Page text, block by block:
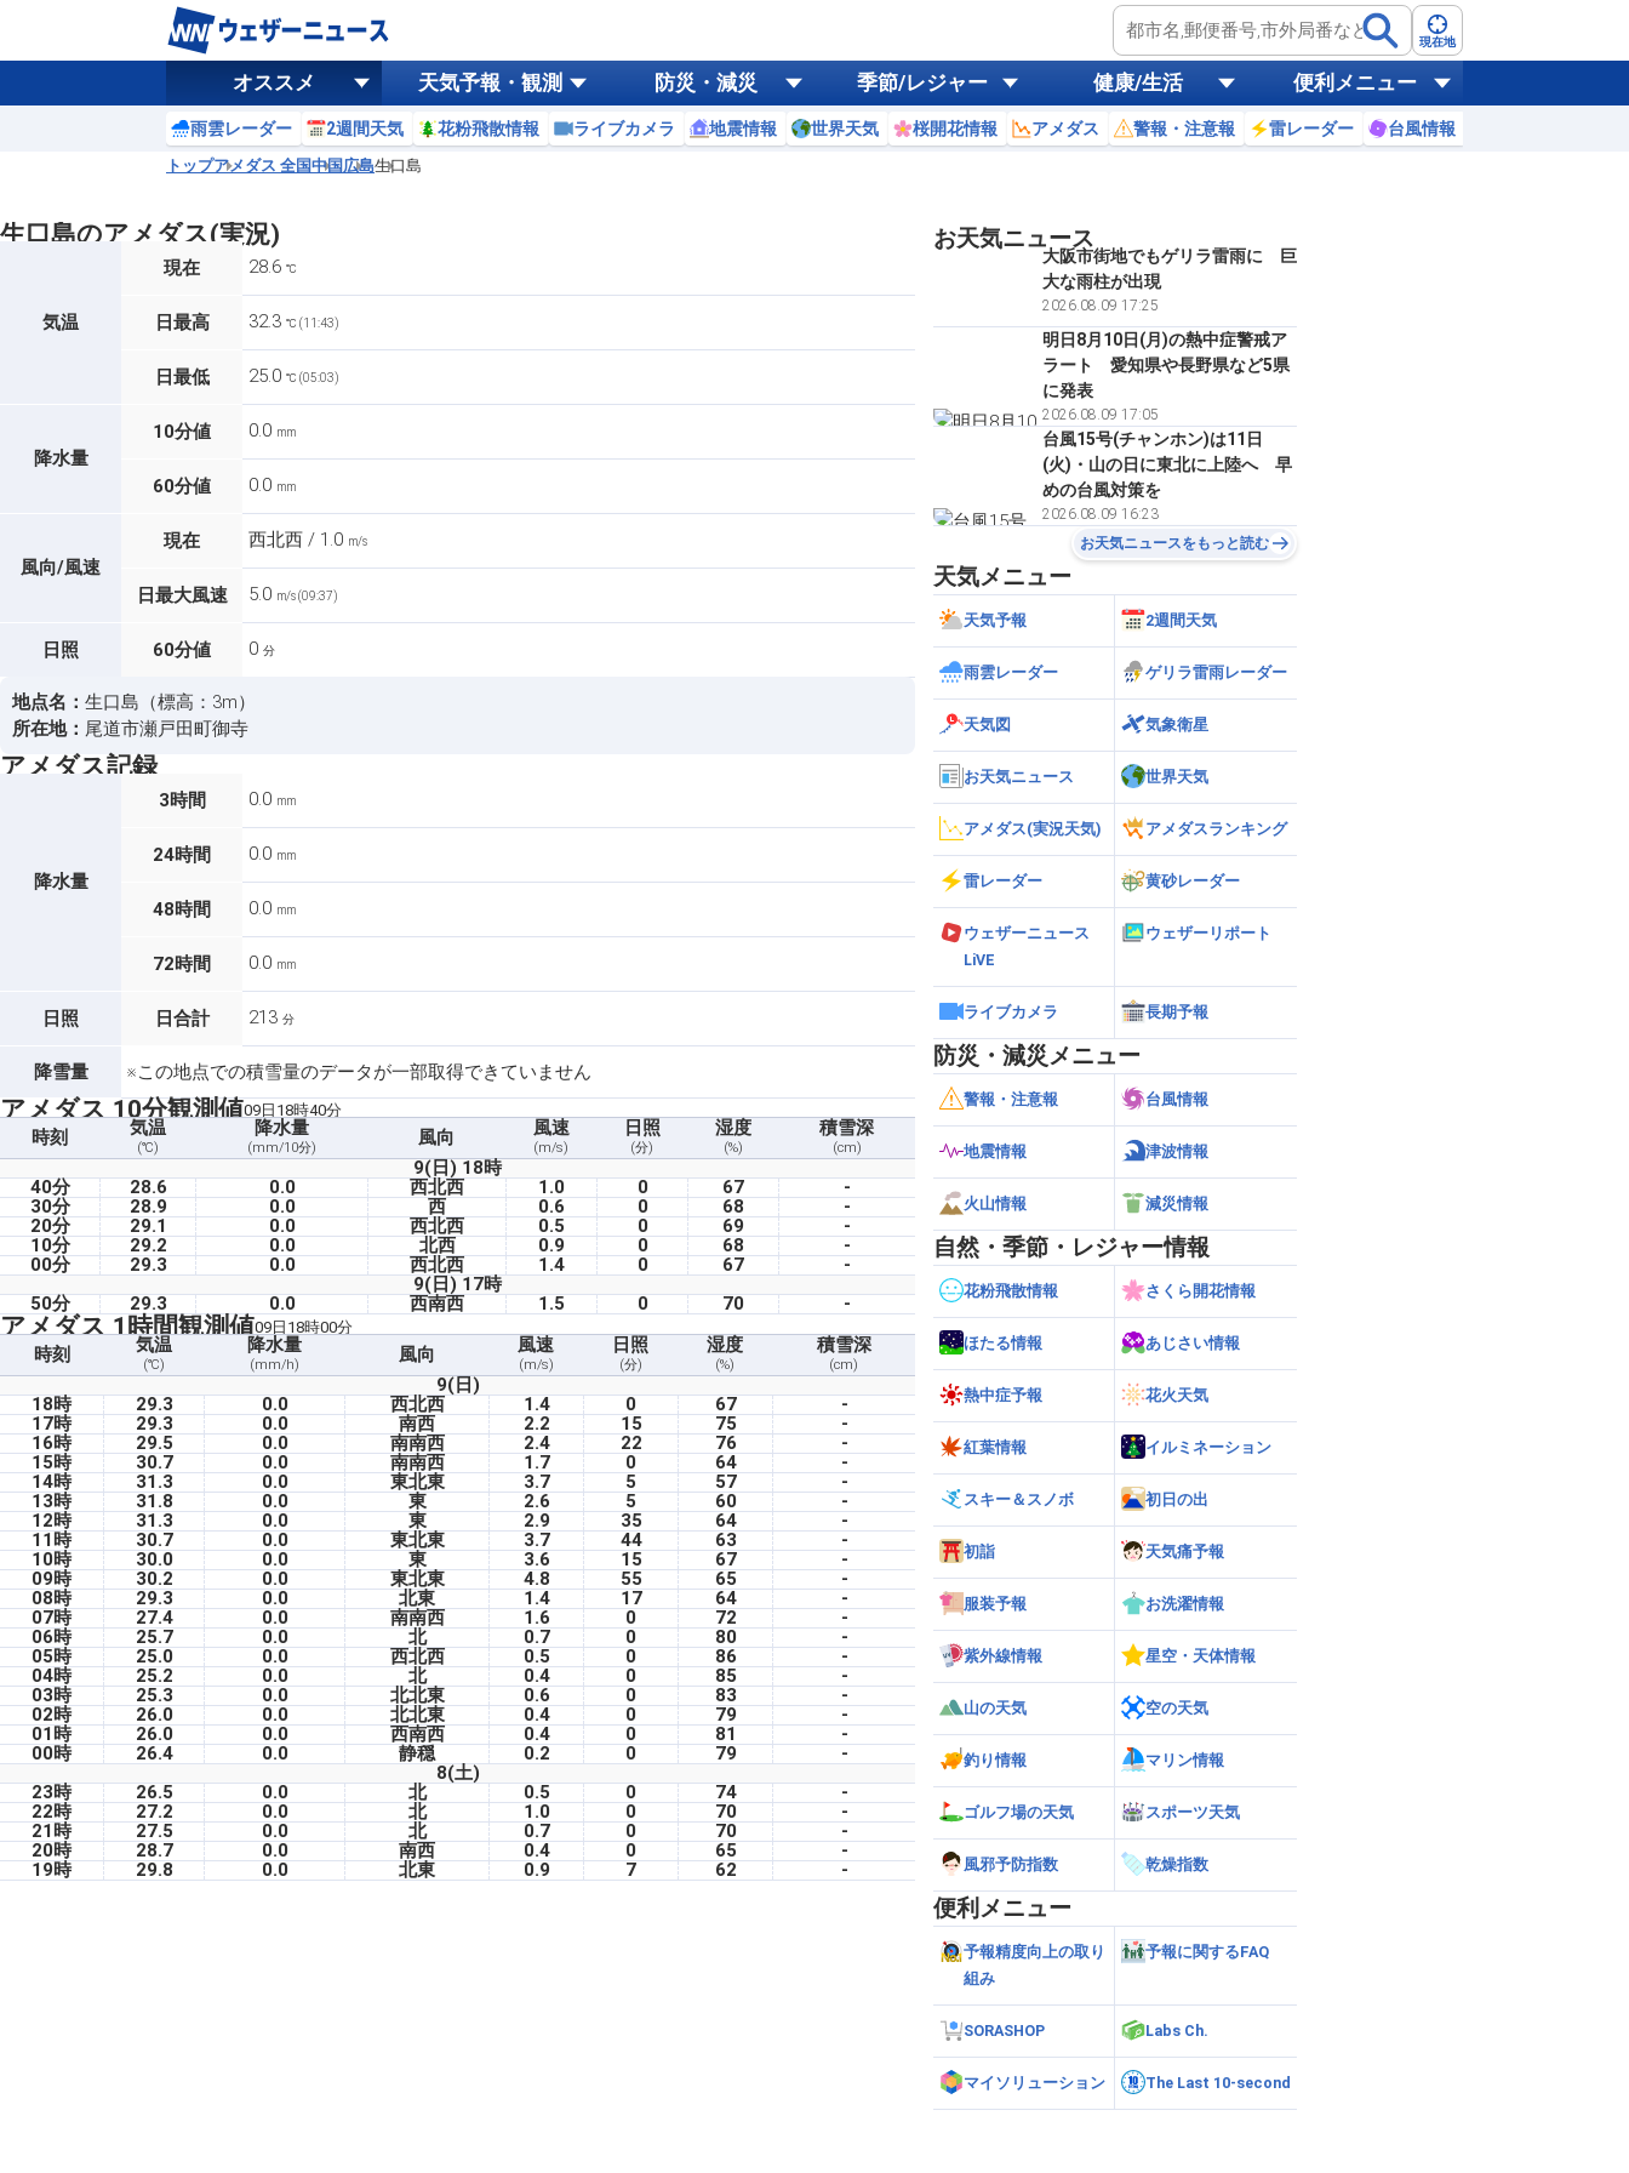
現在地
オススメ 天気予報・観測 防災・減災 季節/レジャー 健康/生活 便利メニュー
雨雲レーダー 2週間天気 花粉飛散情報 ライブカメラ 地震情報 世界天気 桜開花情報 アメダス 警報・注意報 雷レーダー 台風情報
トップアメダス 全国中国 広島生口島
生口島のアメダス(実況)
気温
現在 28.6 ℃
日最高 32.3 ℃ (11:43)
日最低 25.0 ℃ (05:03)
降水量
10分値 0.0 mm
60分値 0.0 mm
風向/風速
現在 西北西 / 1.0 m/s
日最大風速 5.0 m/s (09:37)
日照 60分値 0 分
地点名： 生口島（標高：3m）
所在地： 尾道市瀬戸田町御寺
アメダス記録
降水量
3時間 0.0 mm
24時間 0.0 mm
48時間 0.0 mm
72時間 0.0 mm
日照 日合計 213 分
降雪量 ※この地点での積雪量のデータが一部取得できていません
アメダス 10分観測値09日18時40分
時刻 気温
(℃)
降水量
(mm/10分) 風向 風速
(m/s)
日照
(分)
湿度
(%)
積雪深
(cm)
9(日) 18時
40分
28.6 0.0 西北西 1.0 0 67
-
30分
28.9 0.0 西 0.6 0 68
-
20分
29.1 0.0 西北西 0.5 0 69
-
10分
29.2 0.0 北西 0.9 0 68
-
00分
29.3 0.0 西北西 1.4 0 67
-
9(日) 17時
50分
29.3 0.0 西南西 1.5 0 70 -
アメダス 1時間観測値09日18時00分
時刻 気温
(℃)
降水量
(mm/h) 風向 風速
(m/s)
日照
(分)
湿度
(%)
積雪深
(cm)
9(日)
18時
29.3 0.0 西北西 1.4 0 67
-
17時
29.3 0.0 南西 2.2 15 75
-
16時
29.5 0.0 南南西 2.4 22 76
-
15時
30.7 0.0 南南西 1.7 0 64
-
14時
31.3 0.0 東北東 3.7 5 57
-
13時
31.8 0.0 東 2.6 5 60
-
12時
31.3 0.0 東 2.9 35 64
-
11時
30.7 0.0 東北東 3.7 44 63
-
10時
30.0 0.0 東 3.6 15 67
-
09時
30.2 0.0 東北東 4.8 55 65
-
08時
29.3 0.0 北東 1.4 17 64
-
07時
27.4 0.0 南南西 1.6 0 72
-
06時
25.7 0.0 北 0.7 0 80
-
05時
25.0 0.0 西北西 0.5 0 86
-
04時
25.2 0.0 北 0.4 0 85
-
03時
25.3 0.0 北北東 0.6 0 83
-
02時
26.0 0.0 北北東 0.4 0 79
-
01時
26.0 0.0 西南西 0.4 0 81
-
00時
26.4 0.0 静穏 0.2 0 79
-
8(土)
23時
26.5 0.0 北 0.5 0 74
-
22時
27.2 0.0 北 1.0 0 70
-
21時
27.5 0.0 北 0.7 0 70
-
20時
28.7 0.0 南西 0.4 0 65
-
19時
29.8 0.0 北東 0.9 7 62 -
お天気ニュース
大阪市街地でもゲリラ雷雨に 巨
大な雨柱が出現
2026.08.09 17:25
明日8月10日(月)の熱中症警戒ア
ラート 愛知県や長野県など5県
に発表
2026.08.09 17:05
台風15号(チャンホン)は11日
(火)・山の日に東北に上陸へ 早
めの台風対策を
2026.08.09 16:23
お天気ニュースをもっと読む
天気メニュー
天気予報 2週間天気
雨雲レーダー ゲリラ雷雨レーダー
天気図 気象衛星
お天気ニュース 世界天気
アメダス(実況天気) アメダスランキング
雷レーダー 黄砂レーダー
ウェザーニュース
LiVE
ウェザーリポート
ライブカメラ 長期予報
防災・減災メニュー
警報・注意報 台風情報
地震情報 津波情報
火山情報 減災情報
自然・季節・レジャー情報
花粉飛散情報 さくら開花情報
ほたる情報 あじさい情報
熱中症予報 花火天気
紅葉情報 イルミネーション
スキー＆スノボ 初日の出
初詣 天気痛予報
服装予報 お洗濯情報
紫外線情報 星空・天体情報
山の天気 空の天気
釣り情報 マリン情報
ゴルフ場の天気 スポーツ天気
風邪予防指数 乾燥指数
便利メニュー
予報精度向上の取り
組み
予報に関するFAQ
SORASHOP Labs Ch.
マイソリューション The Last 10-second